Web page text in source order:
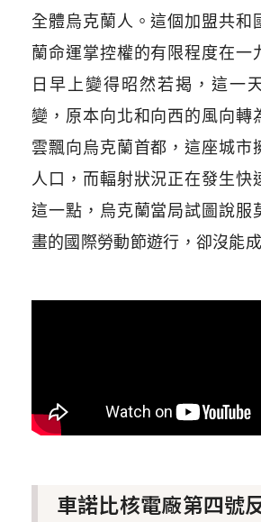
全體烏克蘭人。這個加盟共和
蘭命運掌控權的有限程度在一
日早上變得昭然若揭，這一
變，原本向北和向西的風向轉
雲飄向烏克蘭首都，這座城市
人口，而輻射狀況正在發生快
這一點，烏克蘭當局試圖說服
畫的國際勞動節遊行，卻沒能成
車諾比核電廠第四號